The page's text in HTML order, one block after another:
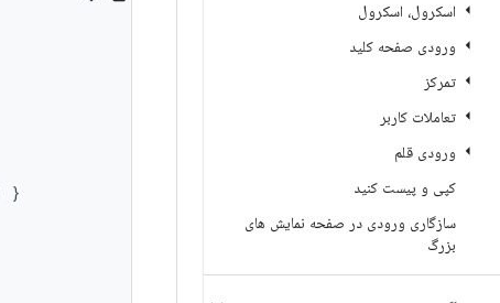
اسکرول، اسکرول
ورودی صفحه کلید
تمرکز
تعاملات کاربر
ورودی قلم
کپی و پیست کنید
سازگاری ورودی در صفحه نمایش های
بزرگ
}